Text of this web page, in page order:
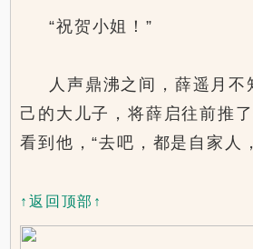
“祝贺小姐！”
人声鼎沸之间，薛遥月不
己的大儿子，将薛启往前推
看到他，“去吧，都是自家人
↑返回顶部↑